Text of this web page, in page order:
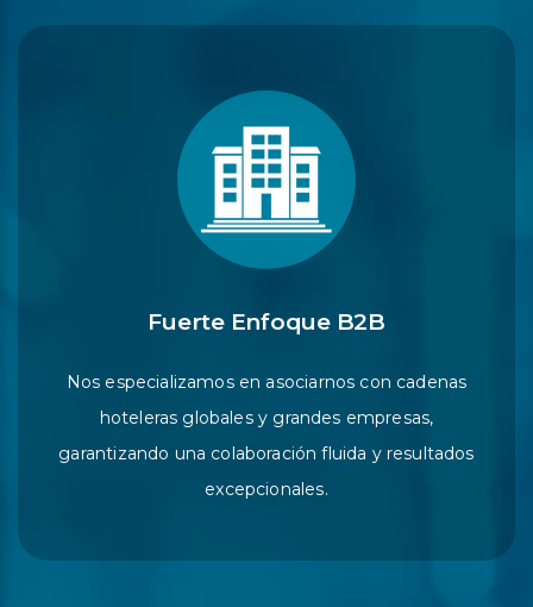
Fuerte Enfoque B2B
Nos especializamos en asociarnos con cadenas
hoteleras globales y grandes empresas,
garantizando una colaboración fluida y resultados
excepcionales.